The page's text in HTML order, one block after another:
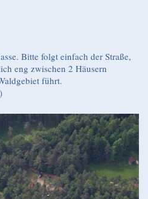
Bitte folgt einfach der Straße,
eng zwischen 2 Häusern
führt.